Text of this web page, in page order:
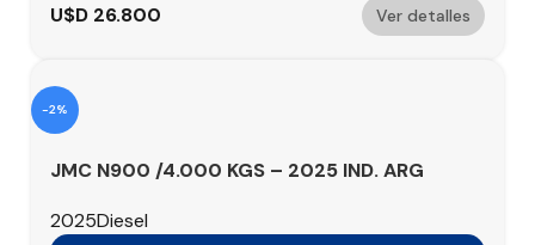
U$D 26.800 Ver detalles
-2%
JMC N900 /4.000 KGS – 2025 IND. ARG
2025Diesel